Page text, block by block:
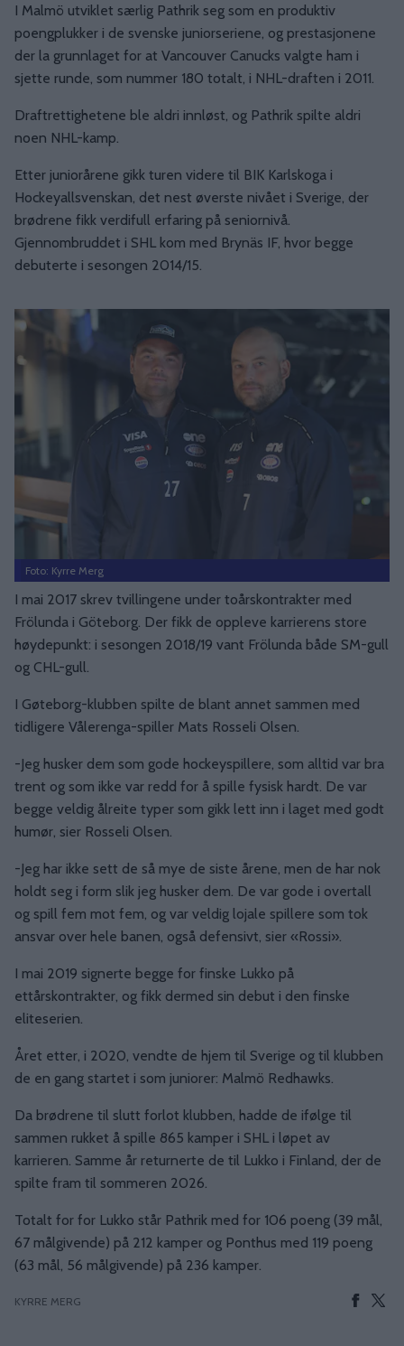
I Malmö utviklet særlig Pathrik seg som en produktiv
poengplukker i de svenske juniorseriene, og prestasjonene
der la grunnlaget for at Vancouver Canucks valgte ham i
sjette runde, som nummer 180 totalt, i NHL-draften i 2011.
Draftrettighetene ble aldri innløst, og Pathrik spilte aldri
noen NHL-kamp.
Etter juniorårene gikk turen videre til BIK Karlskoga i
Hockeyallsvenskan, det nest øverste nivået i Sverige, der
brødrene fikk verdifull erfaring på seniornivå.
Gjennombruddet i SHL kom med Brynäs IF, hvor begge
debuterte i sesongen 2014/15.
Foto: Kyrre Merg
I mai 2017 skrev tvillingene under toårskontrakter med
Frölunda i Göteborg. Der fikk de oppleve karrierens store
høydepunkt: i sesongen 2018/19 vant Frölunda både SM-gull
og CHL-gull.
I Gøteborg-klubben spilte de blant annet sammen med
tidligere Vålerenga-spiller Mats Rosseli Olsen.
-Jeg husker dem som gode hockeyspillere, som alltid var bra
trent og som ikke var redd for å spille fysisk hardt. De var
begge veldig ålreite typer som gikk lett inn i laget med godt
humør, sier Rosseli Olsen.
-Jeg har ikke sett de så mye de siste årene, men de har nok
holdt seg i form slik jeg husker dem. De var gode i overtall
og spill fem mot fem, og var veldig lojale spillere som tok
ansvar over hele banen, også defensivt, sier «Rossi».
I mai 2019 signerte begge for finske Lukko på
ettårskontrakter, og fikk dermed sin debut i den finske
eliteserien.
Året etter, i 2020, vendte de hjem til Sverige og til klubben
de en gang startet i som juniorer: Malmö Redhawks.
Da brødrene til slutt forlot klubben, hadde de ifølge til
sammen rukket å spille 865 kamper i SHL i løpet av
karrieren. Samme år returnerte de til Lukko i Finland, der de
spilte fram til sommeren 2026.
Totalt for for Lukko står Pathrik med for 106 poeng (39 mål,
67 målgivende) på 212 kamper og Ponthus med 119 poeng
(63 mål, 56 målgivende) på 236 kamper.
KYRRE MERG